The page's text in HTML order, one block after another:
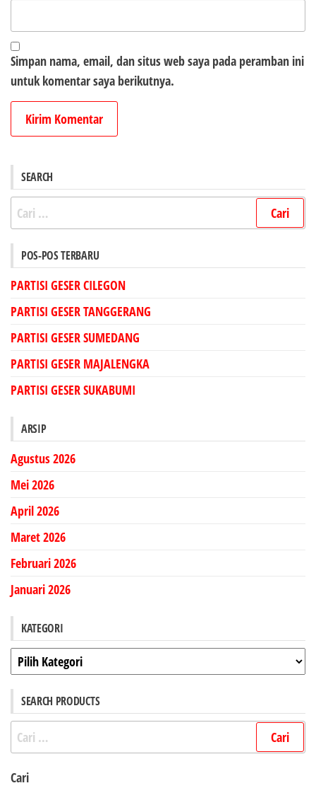
Simpan nama, email, dan situs web saya pada peramban ini
untuk komentar saya berikutnya.
SEARCH
Cari
untuk:
POS-POS TERBARU
PARTISI GESER CILEGON
PARTISI GESER TANGGERANG
PARTISI GESER SUMEDANG
PARTISI GESER MAJALENGKA
PARTISI GESER SUKABUMI
ARSIP
Agustus 2026
Mei 2026
April 2026
Maret 2026
Februari 2026
Januari 2026
KATEGORI
Kategori
SEARCH PRODUCTS
Cari
untuk:
Cari